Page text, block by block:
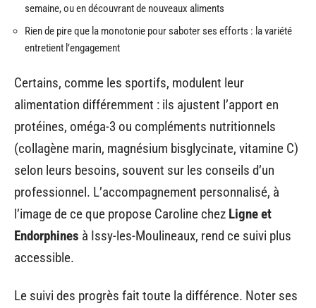
semaine, ou en découvrant de nouveaux aliments
Rien de pire que la monotonie pour saboter ses efforts : la variété
entretient l’engagement
Certains, comme les sportifs, modulent leur
alimentation différemment : ils ajustent l’apport en
protéines, oméga-3 ou compléments nutritionnels
(collagène marin, magnésium bisglycinate, vitamine C)
selon leurs besoins, souvent sur les conseils d’un
professionnel. L’accompagnement personnalisé, à
l’image de ce que propose Caroline chez Ligne et
Endorphines à Issy-les-Moulineaux, rend ce suivi plus
accessible.
Le suivi des progrès fait toute la différence. Noter ses